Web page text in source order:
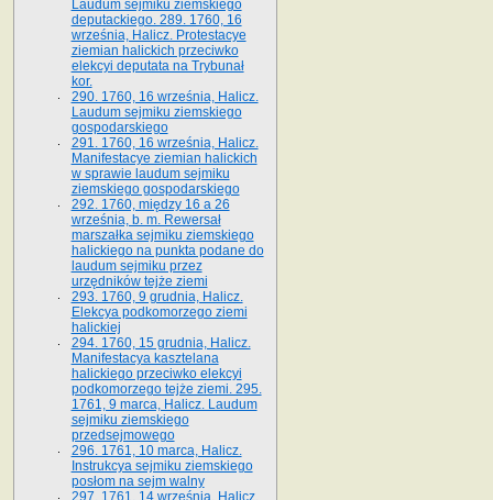
Laudum sejmiku ziemskiego
deputackiego. 289. 1760, 16
września, Halicz. Protestacye
ziemian halickich przeciwko
elekcyi deputata na Trybunał
kor.
290. 1760, 16 września, Halicz.
Laudum sejmiku ziemskiego
gospodarskiego
291. 1760, 16 września, Halicz.
Manifestacye ziemian halickich
w sprawie laudum sejmiku
ziemskiego gospodarskiego
292. 1760, między 16 a 26
września, b. m. Rewersał
marszałka sejmiku ziemskiego
halickiego na punkta podane do
laudum sejmiku przez
urzędników tejże ziemi
293. 1760, 9 grudnia, Halicz.
Elekcya podkomorzego ziemi
halickiej
294. 1760, 15 grudnia, Halicz.
Manifestacya kasztelana
halickiego przeciwko elekcyi
podkomorzego tejże ziemi. 295.
1761, 9 marca, Halicz. Laudum
sejmiku ziemskiego
przedsejmowego
296. 1761, 10 marca, Halicz.
Instrukcya sejmiku ziemskiego
posłom na sejm walny
297. 1761, 14 września, Halicz.